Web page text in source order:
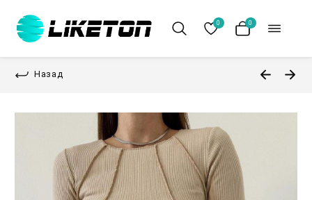
0 0
Назад